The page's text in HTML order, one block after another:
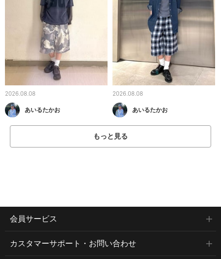
2026.08.08
あいるたかお
2026.08.08
あいるたかお
もっと見る
会員サービス
カスタマーサポート・お問い合わせ